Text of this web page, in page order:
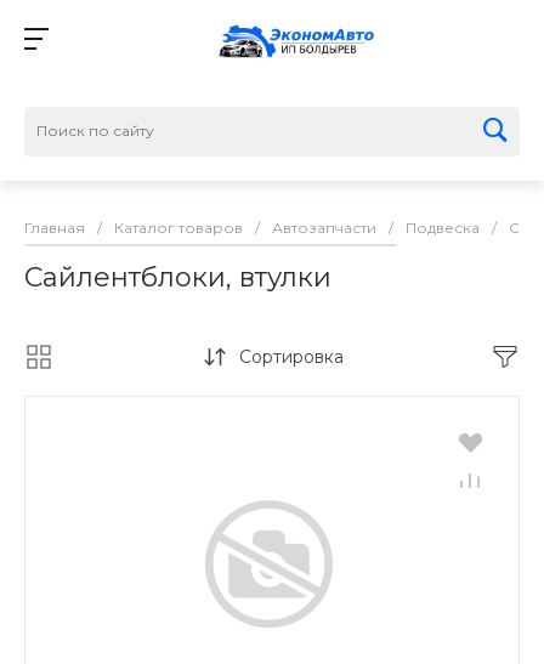
Главная / Каталог товаров / Автозапчасти / Подвеска /
Сайлентблоки, втулки
Сортировка